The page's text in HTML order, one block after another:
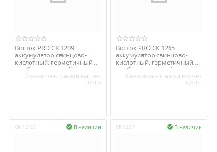
Восток PRO СК 1209
аккумулятор свинцово-
кислотный, герметичный,
необслуживаемый
Свяжитесь с нами насчёт
цены
Восток PRO СК 1265
аккумулятор свинцово-
кислотный, герметичный,
необслуживаемый
Свяжитесь с нами насчёт
цены
СК 12100 В наличии
 СК 1207 В наличии
